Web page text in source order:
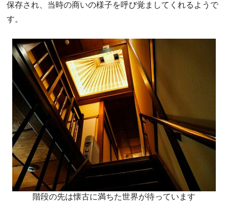
保存され、当時の商いの様子を呼び覚ましてくれるようで
す。
階段の先は懐古に満ちた世界が待っています